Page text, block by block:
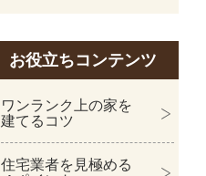
お役立ちコンテンツ
ワンランク上の家を
建てるコツ
住宅業者を見極める